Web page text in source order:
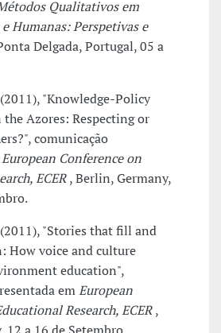
Qualitativos em
Humanas: Perspetivas e
Delgada, Portugal, 05 a
"Knowledge-Policy
Azores: Respecting or
comunicação
European Conference on
ECER, Berlin, Germany,
"Stories that fill and
How voice and culture
education",
emEuropean
Research, ECER,